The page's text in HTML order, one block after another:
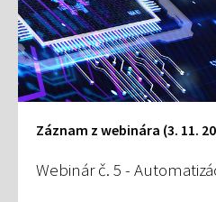
Záznam z webinára (3. 11.
Webinár č. 5 -